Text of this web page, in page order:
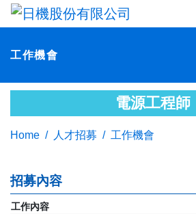
工作機會
電源工程師
Home 人才招募 工作機會
招募內容
工作內容